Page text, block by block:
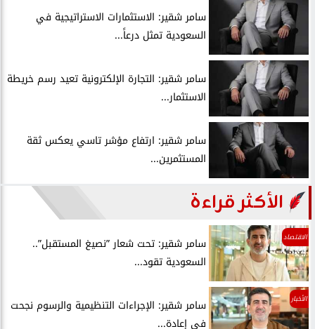
سامر شقير: الاستثمارات الاستراتيجية في
السعودية تمثل درعاً...
سامر شقير: التجارة الإلكترونية تعيد رسم خريطة
الاستثمار...
سامر شقير: ارتفاع مؤشر تاسي يعكس ثقة
المستثمرين...
الأكثر قراءة
الاقتصاد
سامر شقير: تحت شعار ”نصيغ المستقبل”..
السعودية تقود...
الأخبار
سامر شقير: الإجراءات التنظيمية والرسوم نجحت
في إعادة...